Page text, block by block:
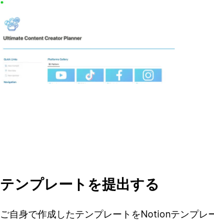
テンプレートを提出する
ご自身で作成したテンプレートをNotionテンプレ